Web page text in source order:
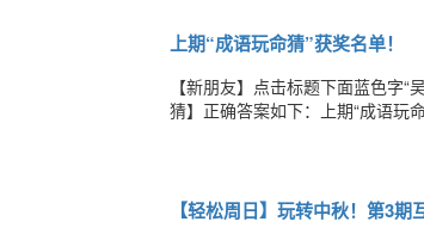
上期“成语玩命猜”获奖名单！
【新朋友】点击标题下面蓝色字
猜】正确答案如下：上期“成语玩
【轻松周日】玩转中秋！第3